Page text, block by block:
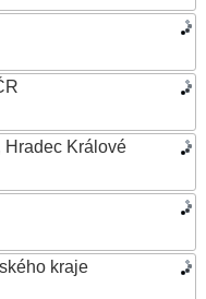
Hradec Králové
kraje